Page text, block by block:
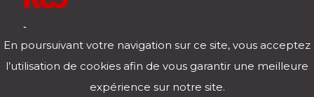
Télécharger notre application pour iOs et Android
En poursuivant votre navigation sur ce site, vous acceptez
l’utilisation de cookies afin de vous garantir une meilleure
expérience sur notre site.